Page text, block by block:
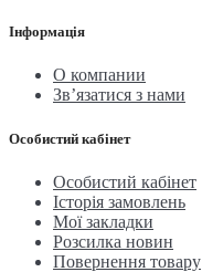
Інформація
О компании
Зв’язатися з нами
Особистий кабінет
Особистий кабінет
Історія замовлень
Мої закладки
Розсилка новин
Повернення товару